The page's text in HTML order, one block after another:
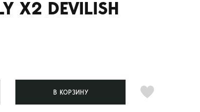
X2 DEVILISH
В КОРЗИНУ